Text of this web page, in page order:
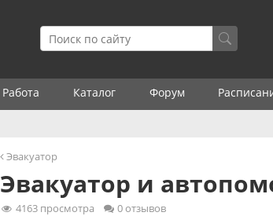
Работа Каталог Форум
Эвакуатор
Эвакуатор и
4163 просмотра 0 отзывов